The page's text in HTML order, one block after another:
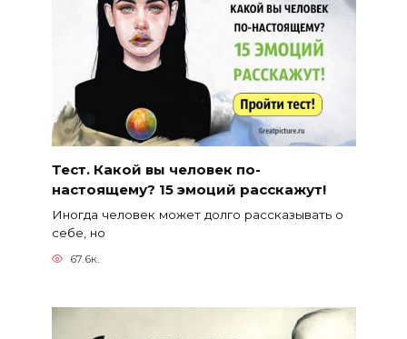
Тест. Какой вы человек по-
настоящему? 15 эмоций расскажут!
Иногда человек может долго рассказывать о
себе, но
67.6к.